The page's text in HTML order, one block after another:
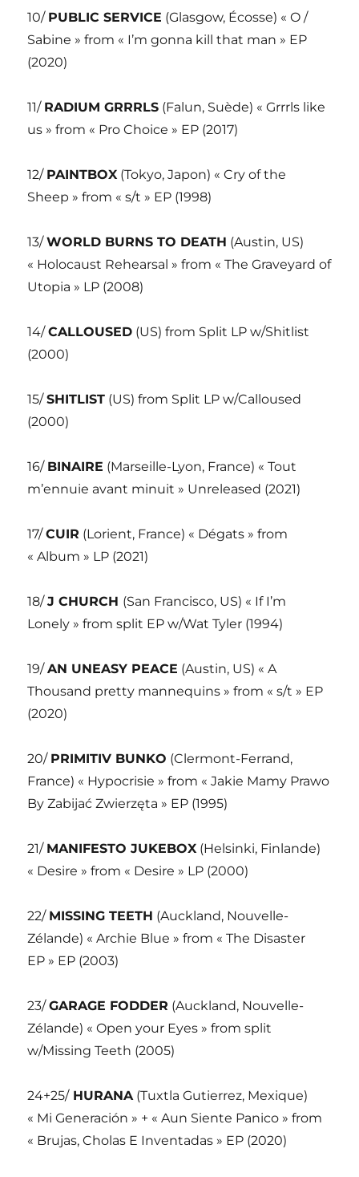
10/ PUBLIC SERVICE (Glasgow, Écosse) « O /
Sabine » from « I’m gonna kill that man » EP
(2020)
11/ RADIUM GRRRLS (Falun, Suède) « Grrrls like
us » from « Pro Choice » EP (2017)
12/ PAINTBOX (Tokyo, Japon) « Cry of the
Sheep » from « s/t » EP (1998)
13/WORLD BURNS TO DEATH (Austin, US)
« Holocaust Rehearsal » from « The Graveyard of
Utopia » LP (2008)
14/CALLOUSED (US) from Split LP w/Shitlist
(2000)
15/SHITLIST (US) from Split LP w/Calloused
(2000)
16/ BINAIRE (Marseille-Lyon, France) « Tout
m’ennuie avant minuit » Unreleased (2021)
17/CUIR (Lorient, France) « Dégats » from
« Album » LP (2021)
18/J CHURCH (San Francisco, US) « If I’m
Lonely » from split EP w/Wat Tyler (1994)
19/AN UNEASY PEACE (Austin, US) « A
Thousand pretty mannequins » from « s/t » EP
(2020)
20/ PRIMITIV BUNKO (Clermont-Ferrand,
France) « Hypocrisie » from « Jakie Mamy Prawo
By Zabijać Zwierzęta » EP (1995)
21/ MANIFESTO JUKEBOX (Helsinki, Finlande)
« Desire » from « Desire » LP (2000)
22/ MISSING TEETH (Auckland, Nouvelle-
Zélande) « Archie Blue » from « The Disaster
EP » EP (2003)
23/GARAGE FODDER (Auckland, Nouvelle-
Zélande) « Open your Eyes » from split
w/Missing Teeth (2005)
24+25/HURANA(Tuxtla Gutierrez, Mexique)
« Mi Generación » + « Aun Siente Panico » from
« Brujas, Cholas E Inventadas » EP (2020)